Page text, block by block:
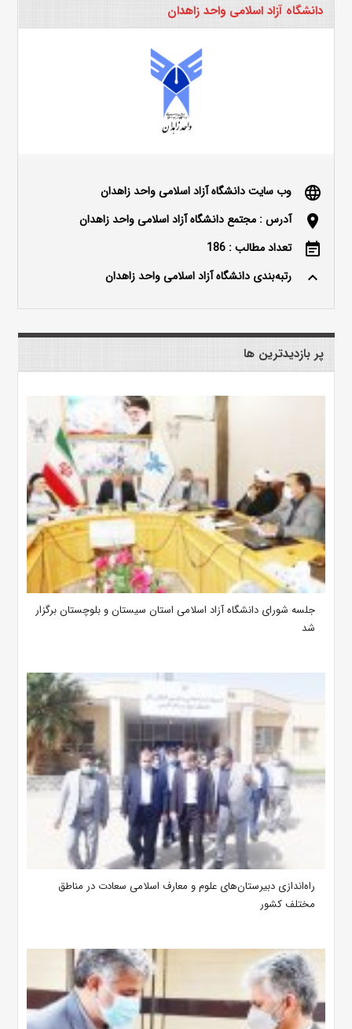
دانشگاه آزاد اسلامی واحد زاهدان
language وب سایت دانشگاه آزاد اسلامی واحد زاهدان
location_on آدرس : مجتمع دانشگاه آزاد اسلامی واحد زاهدان
event_note تعداد مطالب : 186
keyboard_arrow_up رتبه‌بندی دانشگاه آزاد اسلامی واحد زاهدان
پر بازدیدترین ها
جلسه شورای دانشگاه آزاد اسلامی استان سیستان و بلوچستان برگزار
شد
‌راه‌اندازی دبیرستان‌های علوم و معارف اسلامی سعادت در مناطق
مختلف کشور